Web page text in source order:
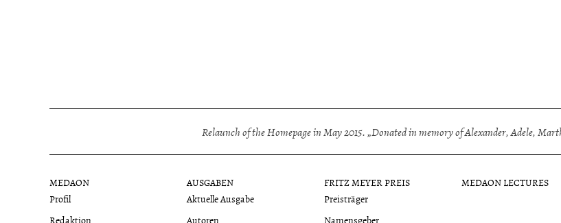
Relaunch of the Homepage in May 2015. „Donated in memory of Alexander, Adele,
MEDAON
Profil
Redaktion
AUSGABEN
Aktuelle Ausgabe
Autoren
FRITZ MEYER PREIS
Preisträger
Namensgeber
MEDAON LECTURES